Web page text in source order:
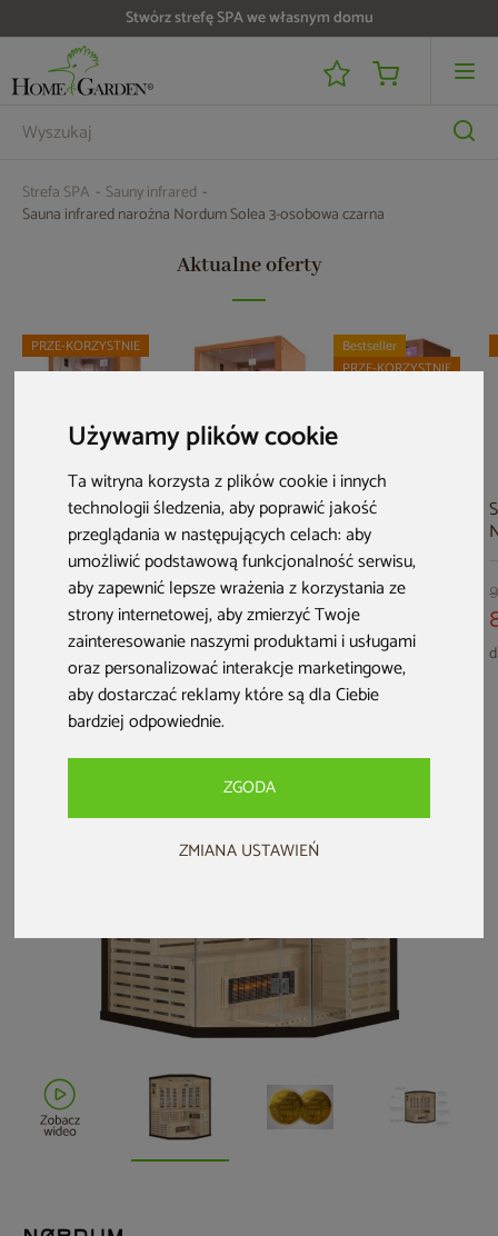
Używamy plików cookie
Ta witryna korzysta z plików cookie i innych
technologii śledzenia, aby poprawić jakość
przeglądania w następujących celach:aby
umożliwić podstawową funkcjonalność serwisu,
aby zapewnić lepsze wrażenia z korzystania ze
strony internetowej,aby zmierzyć Twoje
zainteresowanie naszymi produktami i usługami
oraz personalizować interakcje marketingowe,
aby dostarczać reklamy które są dla Ciebie
bardziej odpowiednie.
ZGODA
ZMIANA USTAWIEŃ
Do 25 000 zł zwrotu na kartę i raty RRSO 0%
Strefa SPA
Sauny infrared
Sauna infrared narożna Nordum Solea 3-osobowa czarna
Aktualne oferty
Sauna fińska
Nordum Solea 2-
osobowa brązowa
5 999 zł
5 699 zł
darmowa dostawa
PRZE-KORZYSTNIE
Sauna fińska
Nordum Solea R 3-
osobowa brązowa
7 999 zł
darmowa dostawa
Sauna infrared
Nordum Solea 2-
osobowa WiFi
brązowa
5 699 zł
5 399 zł
darmowa dostawa
Bestseller
PRZE-KORZYSTNIE